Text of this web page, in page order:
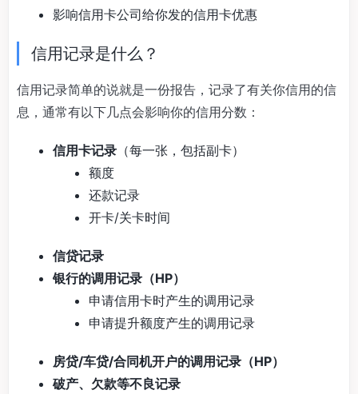
影响信用卡公司给你发的信用卡优惠
信用记录是什么？
信用记录简单的说就是一份报告，记录了有关你信用的信
息，通常有以下几点会影响你的信用分数：
信用卡记录 （每一张，包括副卡）
额度
还款记录
开卡/关卡时间
信贷记录
银行的调用记录（HP）
申请信用卡时产生的调用记录
申请提升额度产生的调用记录
房贷/车贷/合同机开户的调用记录（HP）
破产、欠款等不良记录